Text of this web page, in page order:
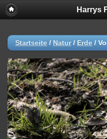
Harrys
Startseite / Natur/ Erde /